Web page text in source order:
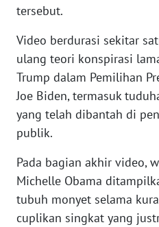
tersebut.
Video berdurasi sekitar
ulang teori konspirasi
Trump dalam Pemilihan
Joe Biden, termasuk
yang telah dibantah di
publik.
Pada bagian akhir video,
Michelle Obama
tubuh monyet selama
cuplikan singkat yang
KEPRI
WN
PAPUA
WN
BARAT
WN
RIAU